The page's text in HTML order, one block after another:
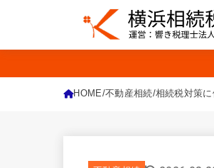
HOME 不動産相続 相続税対策